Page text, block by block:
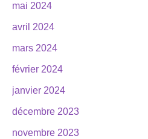
mai 2024
avril 2024
mars 2024
février 2024
janvier 2024
décembre 2023
novembre 2023